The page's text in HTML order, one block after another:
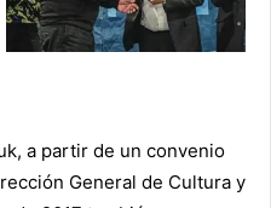
a partir de un convenio
General de Cultura y